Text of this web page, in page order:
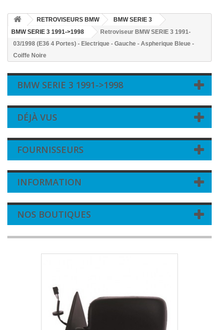
RETROVISEURS BMW
BMW SERIE 3
BMW SERIE 3 1991->1998
Retroviseur BMW SERIE 3 1991-
03/1998 (E36 4 Portes) - Electrique - Gauche - Aspherique Bleue -
Coiffe Noire
BMW SERIE 3 1991->1998
DÉJÀ VUS
FOURNISSEURS
INFORMATION
NOS BOUTIQUES